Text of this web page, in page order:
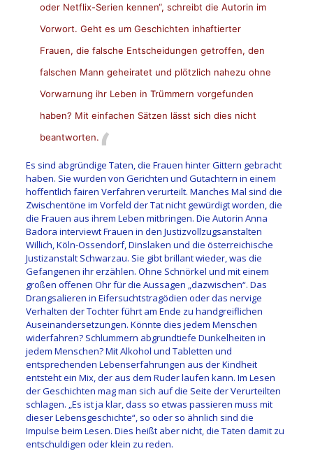
oder Netflix-Serien kennen“, schreibt die Autorin im
Vorwort. Geht es um Geschichten inhaftierter
Frauen, die falsche Entscheidungen getroffen, den
falschen Mann geheiratet und plötzlich nahezu ohne
Vorwarnung ihr Leben in Trümmern vorgefunden
haben? Mit einfachen Sätzen lässt sich dies nicht
beantworten.
Es sind abgründige Taten, die Frauen hinter Gittern gebracht
haben. Sie wurden von Gerichten und Gutachtern in einem
hoffentlich fairen Verfahren verurteilt. Manches Mal sind die
Zwischentöne im Vorfeld der Tat nicht gewürdigt worden, die
die Frauen aus ihrem Leben mitbringen. Die Autorin Anna
Badora interviewt Frauen in den Justizvollzugsanstalten
Willich, Köln-Ossendorf, Dinslaken und die österreichische
Justizanstalt Schwarzau. Sie gibt brillant wieder, was die
Gefangenen ihr erzählen. Ohne Schnörkel und mit einem
großen offenen Ohr für die Aussagen „dazwischen“. Das
Drangsalieren in Eifersuchtstragödien oder das nervige
Verhalten der Tochter führt am Ende zu handgreiflichen
Auseinandersetzungen. Könnte dies jedem Menschen
widerfahren? Schlummern abgrundtiefe Dunkelheiten in
jedem Menschen? Mit Alkohol und Tabletten und
entsprechenden Lebenserfahrungen aus der Kindheit
entsteht ein Mix, der aus dem Ruder laufen kann. Im Lesen
der Geschichten mag man sich auf die Seite der Verurteilten
schlagen. „Es ist ja klar, dass so etwas passieren muss mit
dieser Lebensgeschichte“, so oder so ähnlich sind die
Impulse beim Lesen. Dies heißt aber nicht, die Taten damit zu
entschuldigen oder klein zu reden.